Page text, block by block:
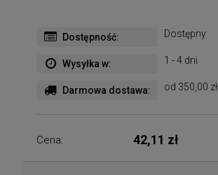
Dostępność: Dostępny
Wysyłka w: 1 - 4 dni
Darmowa dostawa: od 350,00 zł
Cena: 42,11 zł